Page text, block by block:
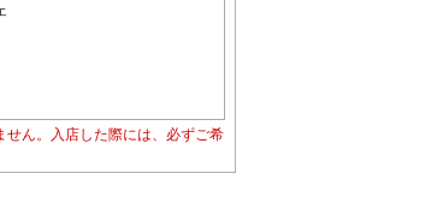
せん。入店した際には、必ずご希